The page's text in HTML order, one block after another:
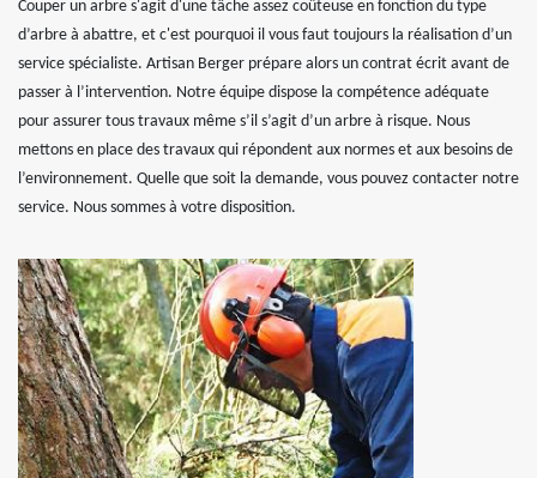
Couper un arbre s'agit d'une tâche assez coûteuse en fonction du type
d’arbre à abattre, et c'est pourquoi il vous faut toujours la réalisation d’un
service spécialiste. Artisan Berger prépare alors un contrat écrit avant de
passer à l’intervention. Notre équipe dispose la compétence adéquate
pour assurer tous travaux même s’il s’agit d’un arbre à risque. Nous
mettons en place des travaux qui répondent aux normes et aux besoins de
l’environnement. Quelle que soit la demande, vous pouvez contacter notre
service. Nous sommes à votre disposition.